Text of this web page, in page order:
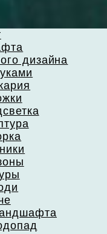
дизайна